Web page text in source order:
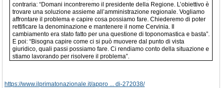
contraria: “Domani incontreremo il presidente della Regione. L’obiettivo è
trovare una soluzione assieme all’amministrazione regionale. Vogliamo
affrontare il problema e capire cosa possiamo fare. Chiederemo di poter
rettificare la denominazione e mantenere il nome Cervinia. Il
cambiamento era stato fatto per una questione di toponomastica e basta”.
E poi: “Bisogna capire come ci si può muovere dal punto di vista
giuridico, quali passi possiamo fare. Ci rendiamo conto della situazione e
stiamo lavorando per risolvere il problema”.
https://www.ilprimatonazionale.it/appro ... di-272038/